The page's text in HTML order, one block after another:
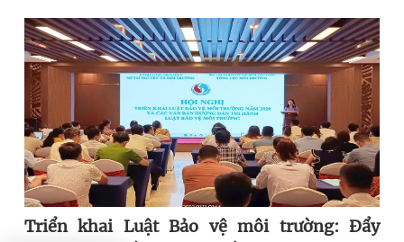
Triển khai Luật Bảo vệ môi trường: Đẩy